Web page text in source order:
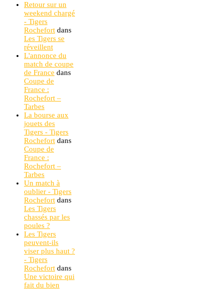
Retour sur un
weekend chargé
- Tigers
Rochefort dans
Les Tigers se
réveillent
L'annonce du
match de coupe
de France dans
Coupe de
France :
Rochefort –
Tarbes
La bourse aux
jouets des
Tigers - Tigers
Rochefort dans
Coupe de
France :
Rochefort –
Tarbes
Un match à
oublier - Tigers
Rochefort dans
Les Tigers
chassés par les
poules ?
Les Tigers
peuvent-ils
viser plus haut ?
- Tigers
Rochefort dans
Une victoire qui
fait du bien